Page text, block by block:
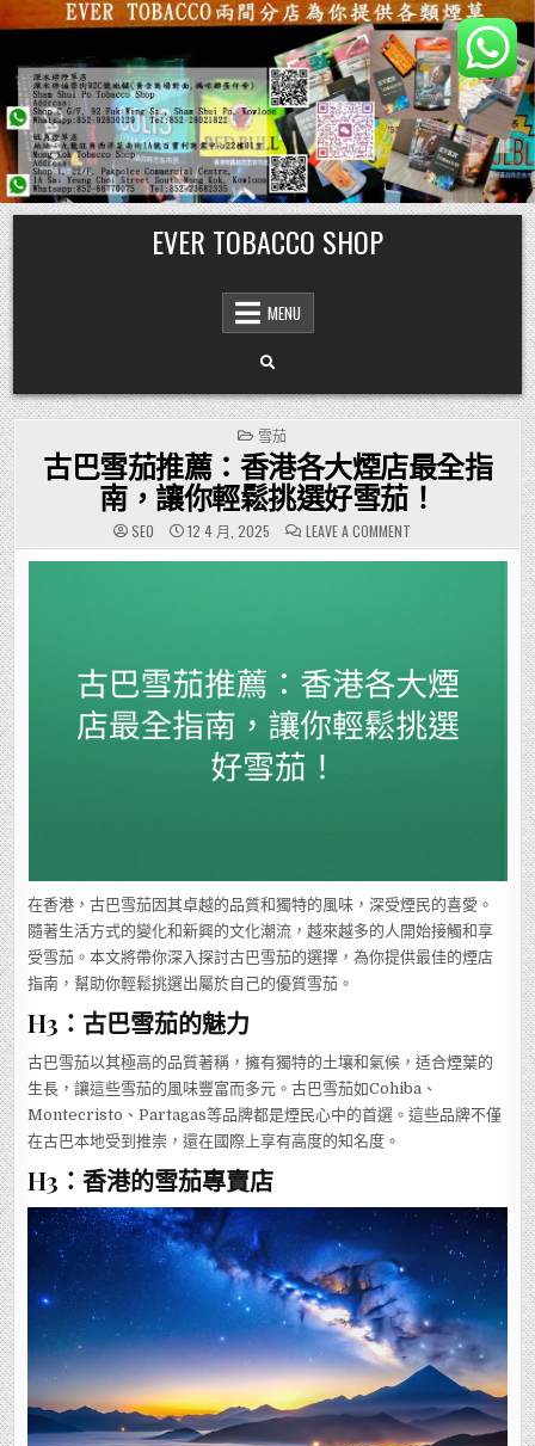
Skip
to
content
EVER TOBACCO SHOP
MENU
POSTED
IN
雪茄
古巴雪茄推薦：香港各大煙店最全指
南，讓你輕鬆挑選好雪茄！
SEO 12 4 月, 2025 LEAVE A COMMENTON
古
巴
大
煙
店
最
全
指
茄！
在香港，古巴雪茄因其卓越的品質和獨特的風味，深受煙民的喜愛。
隨著生活方式的變化和新興的文化潮流，越來越多的人開始接觸和享
受雪茄。本文將帶你深入探討古巴雪茄的選擇，為你提供最佳的煙店
指南，幫助你輕鬆挑選出屬於自己的優質雪茄。
H3：古巴雪茄的魅力
古巴雪茄以其極高的品質著稱，擁有獨特的土壤和氣候，适合煙葉的
生長，讓這些雪茄的風味豐富而多元。古巴雪茄如Cohiba、
Montecristo、Partagas等品牌都是煙民心中的首選。這些品牌不僅
在古巴本地受到推崇，還在國際上享有高度的知名度。
H3：香港的雪茄專賣店